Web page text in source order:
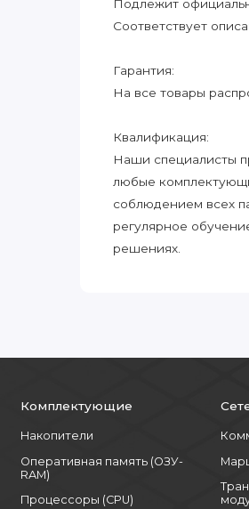
Подлежит
Соответствует
Гарантия:
На все товары
Квалификация:
Наши специалисты
любые
соблюдением всех
регулярное
решениях.
Комплектующие
Накопители
Оперативная память (ОЗУ-
RAM)
Процессоры (CPU)